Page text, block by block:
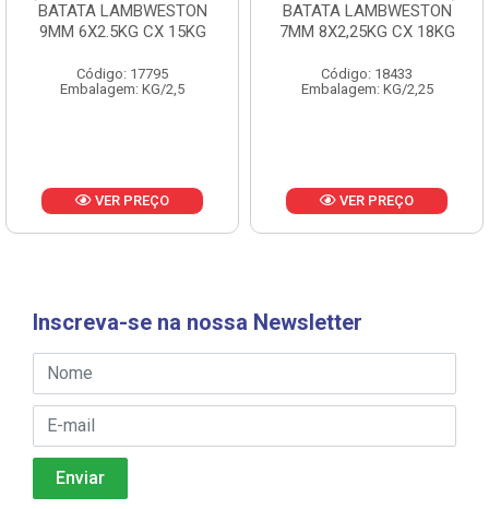
BATATA LAMBWESTON
9MM 6X2.5KG CX 15KG
Código: 17795
Embalagem: KG/2,5
VER PREÇO
BATATA LAMBWESTON
7MM 8X2,25KG CX 18KG
Código: 18433
Embalagem: KG/2,25
VER PREÇO
Inscreva-se na nossa Newsletter